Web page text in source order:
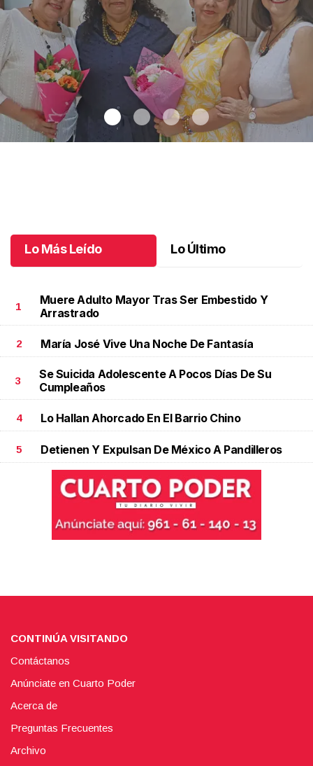
Lo Más Leído Lo Último
1
Muere Adulto Mayor Tras Ser Embestido Y
Arrastrado
2 María José Vive Una Noche De Fantasía
3
Se Suicida Adolescente A Pocos Días De Su
Cumpleaños
4 Lo Hallan Ahorcado En El Barrio Chino
5 Detienen Y Expulsan De México A Pandilleros
CONTINÚA VISITANDO
Contáctanos
Anúnciate en Cuarto Poder
Acerca de
Preguntas Frecuentes
Archivo